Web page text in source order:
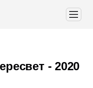
- 2020